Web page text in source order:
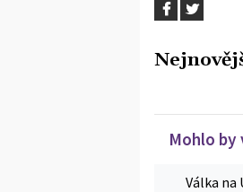
Mohlo
Válka na